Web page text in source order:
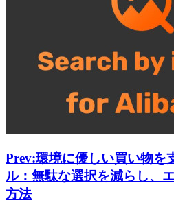
Prev:環境に優しい買い物を
ル：無駄な選択を減らし、
方法